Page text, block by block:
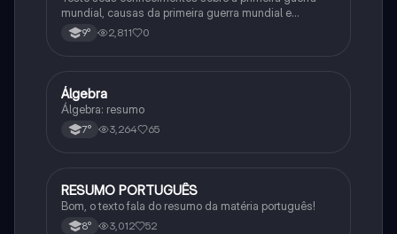
mundial, causas da primeira guerra mundial e
consequências da Primeira Guerra Mundial, fases da
primeira guerra mundial
9° 2,811 0
Matematica
Álgebra
Álgebra: resumo
7° 3,264 65
Português
RESUMO PORTUGUÊS
Bom, o texto fala do resumo da matéria português!
8° 3,012 52